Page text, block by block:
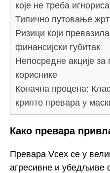
које не треба
Типично путовање
Ризици који
финансијски губитак
Непосредне акције за
кориснике
Коначна процена:
крипто превара у
Како превара
Превара Vcex се у
агресивне и убедљиве